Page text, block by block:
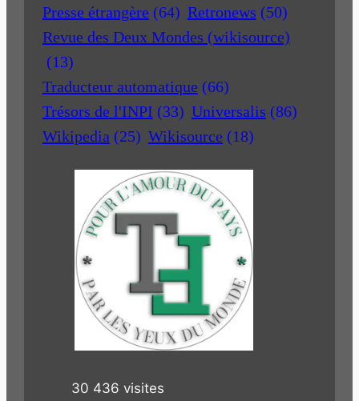
Presse étrangère (64) Retronews (50)
Revue des Deux Mondes (wikisource)
(13)
Traducteur automatique (66)
Trésors de l'INPI (33) Universalis (86)
Wikipedia (25) Wikisource (18)
30 436 visites